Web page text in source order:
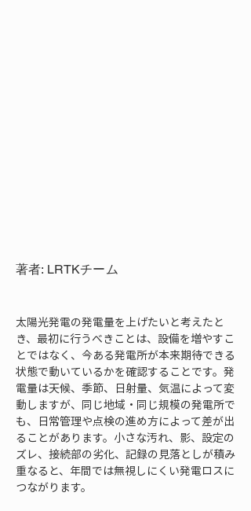
著者: LRTKチーム
太陽光発電の発電量を上げたいと考えたと
き、最初に行うべきことは、設備を増やすこ
とではなく、今ある発電所が本来期待できる
状態で動いているかを確認することです。発
電量は天候、季節、日射量、気温によって変
動しますが、同じ地域・同じ規模の発電所で
も、日常管理や点検の進め方によって差が出
ることがあります。小さな汚れ、影、設定の
ズレ、接続部の劣化、記録の見落としが積み
重なると、年間では無視しにくい発電ロスに
つながります。